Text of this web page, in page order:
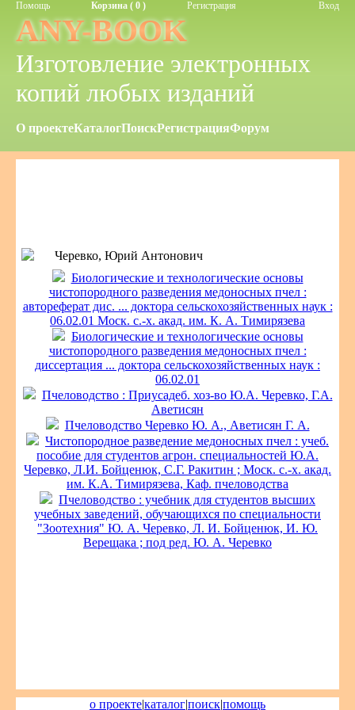
Помощь Корзина ( 0 ) Регистрация Вход
ANY-BOOK
Изготовление электронных
копий любых изданий
О проектеКаталогПоискРегистрацияФорум
Черевко, Юрий Антонович
Биологические и технологические основы
чистопородного разведения медоносных пчел :
автореферат дис. ... доктора сельскохозяйственных наук :
06.02.01 Моск. с.-х. акад. им. К. А. Тимирязева
Биологические и технологические основы
чистопородного разведения медоносных пчел :
диссертация ... доктора сельскохозяйственных наук :
06.02.01
Пчеловодство : Приусадеб. хоз-во Ю.А. Черевко, Г.А.
Аветисян
Пчеловодство Черевко Ю. А., Аветисян Г. А.
Чистопородное разведение медоносных пчел : учеб.
пособие для студентов агрон. специальностей Ю.А.
Черевко, Л.И. Бойценюк, С.Г. Ракитин ; Моск. с.-х. акад.
им. К.А. Тимирязева, Каф. пчеловодства
Пчеловодство : учебник для студентов высших
учебных заведений, обучающихся по специальности
"Зоотехния" Ю. А. Черевко, Л. И. Бойценюк, И. Ю.
Верещака ; под ред. Ю. А. Черевко
о проекте|каталог|поиск|помощь